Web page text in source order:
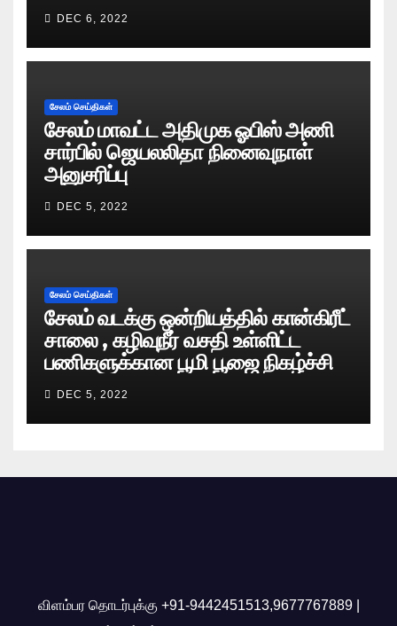
DEC 6, 2022
சேலம் செய்திகள்
சேலம் மாவட்ட அதிமுக ஓபிஸ் அணி
சார்பில் ஜெயலலிதா நினைவுநாள்
அனுசரிப்பு
DEC 5, 2022
சேலம் செய்திகள்
சேலம் வடக்கு ஒன்றியத்தில் கான்கிரீட்
சாலை , கழிவுநீர் வசதி உள்ளிட்ட
பணிகளுக்கான பூமி பூஜை நிகழ்ச்சி
DEC 5, 2022
விளம்பர தொடர்புக்கு +91-9442451513,9677767889 |